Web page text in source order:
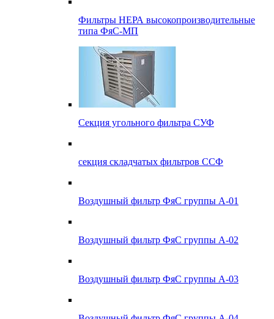
Фильтры НЕРА высокопроизводительные
типа ФяС-МП
Секция угольного фильтра СУФ
секция складчатых фильтров ССФ
Воздушный фильтр ФяС группы А-01
Воздушный фильтр ФяС группы А-02
Воздушный фильтр ФяС группы А-03